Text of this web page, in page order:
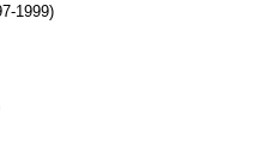
1999)